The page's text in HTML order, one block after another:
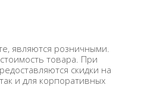
являются розничными.
товара. При
скидки на
и для корпоративных